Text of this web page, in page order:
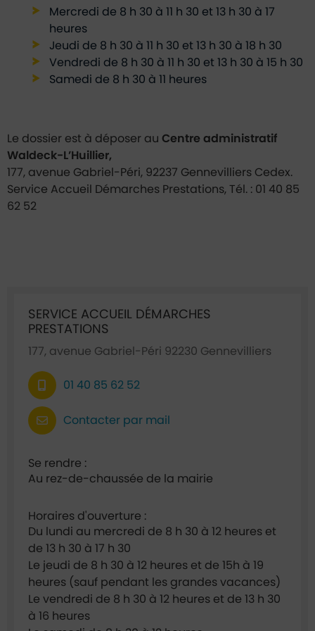
Mercredi de 8 h 30 à 11 h 30 et 13 h 30 à 17
heures
Jeudi de 8 h 30 à 11 h 30 et 13 h 30 à 18 h 30
Vendredi de 8 h 30 à 11 h 30 et 13 h 30 à 15 h 30
Samedi de 8 h 30 à 11 heures
Le dossier est à déposer au Centre administratif
Waldeck-L’Huillier,
177, avenue Gabriel-Péri, 92237 Gennevilliers Cedex.
Service Accueil Démarches Prestations, Tél. : 01 40 85
62 52
SERVICE ACCUEIL DÉMARCHES
PRESTATIONS
177, avenue Gabriel-Péri 92230 Gennevilliers
01 40 85 62 52
Contacter par mail
Se rendre :
Au rez-de-chaussée de la mairie
Horaires d'ouverture :
Du lundi au mercredi de 8 h 30 à 12 heures et
de 13 h 30 à 17 h 30
Le jeudi de 8 h 30 à 12 heures et de 15h à 19
heures (sauf pendant les grandes vacances)
Le vendredi de 8 h 30 à 12 heures et de 13 h 30
à 16 heures